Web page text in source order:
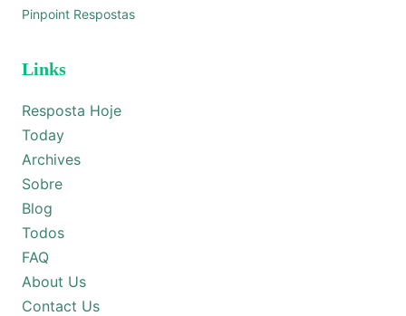
Pinpoint Respostas
Links
Resposta Hoje
Today
Archives
Sobre
Blog
Todos
FAQ
About Us
Contact Us